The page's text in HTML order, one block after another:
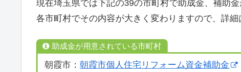
現在埼玉県では下記の39の市町村で助成金、補助
各市町村でその内容が大きく変わりますので、詳
助成金が用意されている市町村
朝霞市：朝霞市個人住宅リフォーム資金補助金